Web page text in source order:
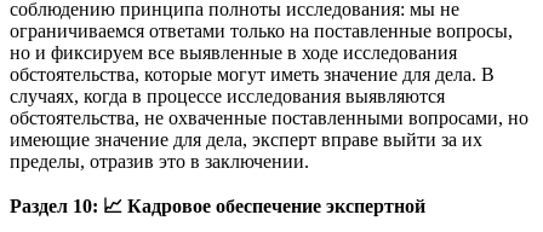
соблюдению принципа полноты исследования: мы не
ограничиваемся ответами только на поставленные вопросы,
но и фиксируем все выявленные в ходе исследования
обстоятельства, которые могут иметь значение для дела. В
случаях, когда в процессе исследования выявляются
обстоятельства, не охваченные поставленными вопросами, но
имеющие значение для дела, эксперт вправе выйти за их
пределы, отразив это в заключении.
Раздел 10: 📈 Кадровое обеспечение экспертной